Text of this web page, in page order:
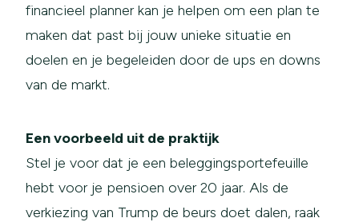
financieel planner kan je helpen om een plan te
maken dat past bij jouw unieke situatie en
doelen en je begeleiden door de ups en downs
van de markt.
Een voorbeeld uit de praktijk
Stel je voor dat je een beleggingsportefeuille
hebt voor je pensioen over 20 jaar. Als de
verkiezing van Trump de beurs doet dalen, raak